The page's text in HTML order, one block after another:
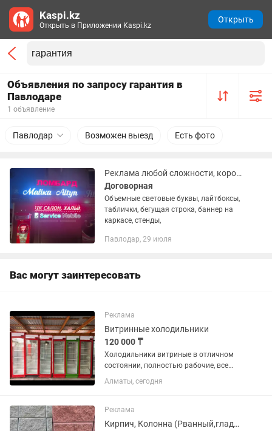
Объявления по запросу гарантия в
Павлодаре
1 объявление
Павлодар Возможен выезд Есть фото
Реклама любой сложности, короткие сроки, высокое качестова, гарантия 3года
Договорная
Объемные световые буквы, лайтбоксы,
таблички, бегущая строка, баннер на
каркасе, стенды,
Павлодар, 29 июля
Вас могут заинтересовать
Реклама
Витринные холодильники
120 000 ₸
Холодильники витриные в отличном
состоянии, полностью рабочие, все
чистые ухожэные как на фото, на
каждый холодильник дам месяц
Алмате и Казахстану платная, кому...
Алматы, сегодня
Реклама
Кирпич, Колонна (Рванный,гладкий), Шляпы для забора
Kaspi.kz
Открыть в Приложении Kaspi.kz
Открыть